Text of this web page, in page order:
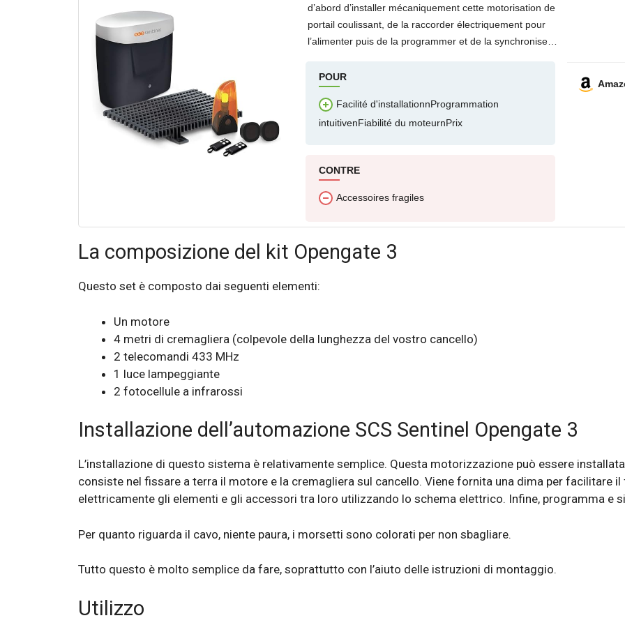
d’abord d’installer mécaniquement cette motorisation de
portail coulissant, de la raccorder électriquement pour
l’alimenter puis de la programmer et de la synchroniser
POUR
Facilité d'installationnProgrammation
intuitivenFiabilité du moteurnPrix
CONTRE
Accessoires fragiles
La composizione del kit Opengate 3
Questo set è composto dai seguenti elementi:
Un motore
4 metri di cremagliera (colpevole della lunghezza del vostro cancello)
2 telecomandi 433 MHz
1 luce lampeggiante
2 fotocellule a infrarossi
Installazione dell’automazione SCS Sentinel Opengate 3
L’installazione di questo sistema è relativamente semplice. Questa motorizzazione può essere
consiste nel fissare a terra il motore e la cremagliera sul cancello. Viene fornita una dima per facilitare
elettricamente gli elementi e gli accessori tra loro utilizzando lo schema elettrico. Infine, programma e
Per quanto riguarda il cavo, niente paura, i morsetti sono colorati per non sbagliare.
Tutto questo è molto semplice da fare, soprattutto con l’aiuto delle istruzioni di montaggio.
Utilizzo